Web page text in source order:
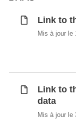
Link to
Mis à jour le
Link to
data
Mis à jour le